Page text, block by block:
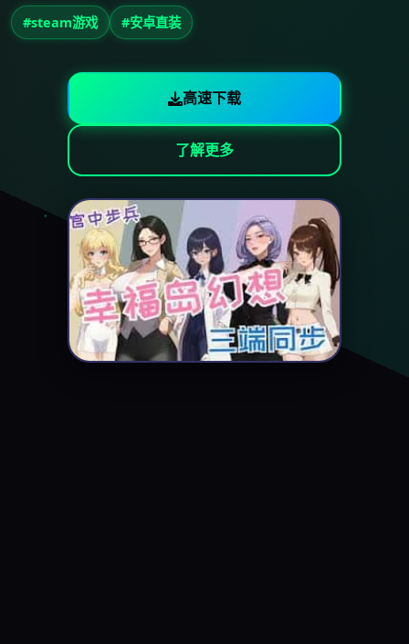
#steam游戏 #安卓直装
高速下载
了解更多